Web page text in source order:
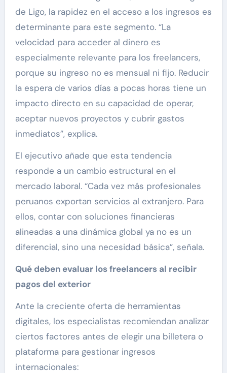
de Ligo, la rapidez en el acceso a los ingresos es
determinante para este segmento. “La
velocidad para acceder al dinero es
especialmente relevante para los freelancers,
porque su ingreso no es mensual ni fijo. Reducir
la espera de varios días a pocas horas tiene un
impacto directo en su capacidad de operar,
aceptar nuevos proyectos y cubrir gastos
inmediatos”, explica.
El ejecutivo añade que esta tendencia
responde a un cambio estructural en el
mercado laboral. “Cada vez más profesionales
peruanos exportan servicios al extranjero. Para
ellos, contar con soluciones financieras
alineadas a una dinámica global ya no es un
diferencial, sino una necesidad básica”, señala.
Qué deben evaluar los freelancers al recibir
pagos del exterior
Ante la creciente oferta de herramientas
digitales, los especialistas recomiendan analizar
ciertos factores antes de elegir una billetera o
plataforma para gestionar ingresos
internacionales: